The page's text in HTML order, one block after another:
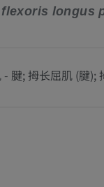
longus
- 腱; 拇长屈肌 (腱);